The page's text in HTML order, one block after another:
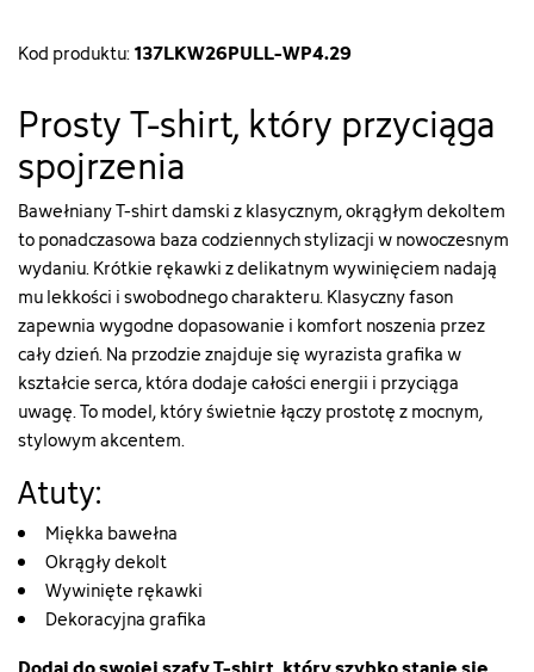
Kod produktu:137LKW26PULL-WP4.29
Prosty T-shirt, który przyciąga
spojrzenia
Bawełniany T-shirt damski z klasycznym, okrągłym dekoltem
to ponadczasowa baza codziennych stylizacji w nowoczesnym
wydaniu. Krótkie rękawki z delikatnym wywinięciem nadają
mu lekkości i swobodnego charakteru. Klasyczny fason
zapewnia wygodne dopasowanie i komfort noszenia przez
cały dzień. Na przodzie znajduje się wyrazista grafika w
kształcie serca, która dodaje całości energii i przyciąga
uwagę. To model, który świetnie łączy prostotę z mocnym,
stylowym akcentem.
Atuty:
Miękka bawełna
Okrągły dekolt
Wywinięte rękawki
Dekoracyjna grafika